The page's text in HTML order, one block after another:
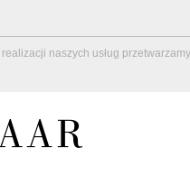
naszych usług